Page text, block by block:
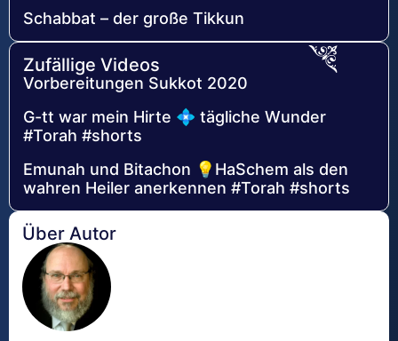
Schabbat – der große Tikkun
Zufällige Videos
Vorbereitungen Sukkot 2020
G-tt war mein Hirte 💠 tägliche Wunder
#Torah #shorts
Emunah und Bitachon 💡HaSchem als den
wahren Heiler anerkennen #Torah #shorts
Über Autor